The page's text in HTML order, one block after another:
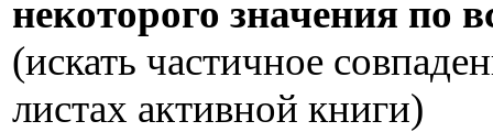
некоторого значения по
(искать частичное
листах активной книги)